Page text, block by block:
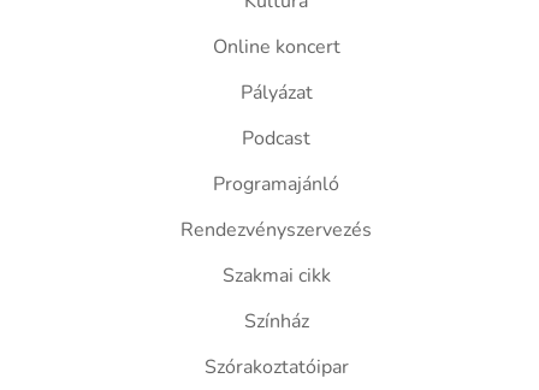
Online koncert
Pályázat
Podcast
Programajánló
Rendezvényszervezés
Szakmai cikk
Színház
Szórakoztatóipar